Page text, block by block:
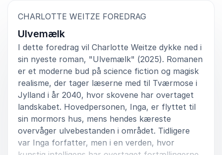
CHARLOTTE WEITZE FOREDRAG
Ulvemælk
I dette foredrag vil Charlotte Weitze dykke ned i
sin nyeste roman, "Ulvemælk" (2025). Romanen
er et moderne bud på science fiction og magisk
realisme, der tager læserne med til Tværmose i
Jylland i år 2040, hvor skovene har overtaget
landskabet. Hovedpersonen, Inga, er flyttet til
sin mormors hus, mens hendes kæreste
overvåger ulvebestanden i området. Tidligere
var Inga forfatter, men i en verden, hvor